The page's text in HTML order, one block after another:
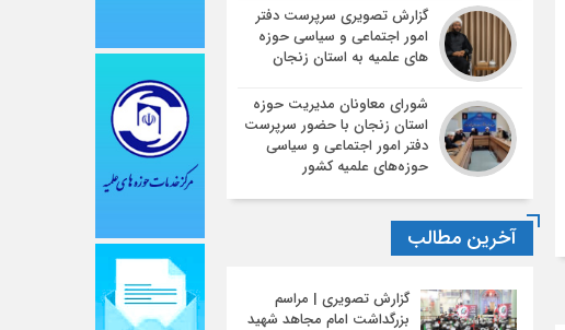
گزارش تصویری سرپرست دفتر
امور اجتماعی و سیاسی حوزه
های علمیه به استان زنجان
شورای معاونان مدیریت حوزه
استان زنجان با حضور سرپرست
دفتر امور اجتماعی و سیاسی
حوزه‌های علمیه کشور
آخرین مطالب
گزارش تصویری | مراسم
بزرگداشت امام مجاهد شهید